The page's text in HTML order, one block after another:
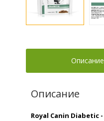
Описание
Описание
Royal Canin Diabetic -